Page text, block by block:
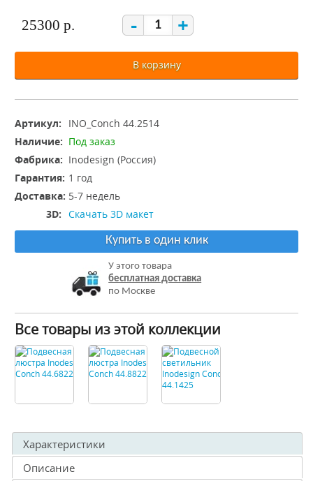
25300 р. - +
В корзину
Артикул:
INO_Conch 44.2514
Наличие: Под заказ
Фабрика: Inodesign (Россия)
Гарантия: 1 год
Доставка: 5-7 недель
3D: Скачать 3D макет
Купить в один клик
У этого товара
бесплатная доставка
по Москве
Все товары из этой коллекции
Характеристики
Описание